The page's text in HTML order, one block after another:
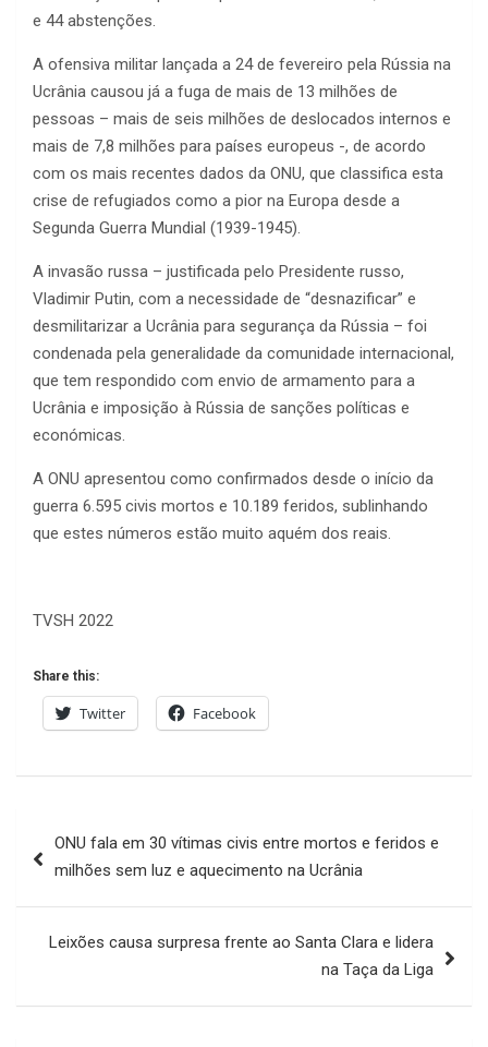
e 44 abstenções.
A ofensiva militar lançada a 24 de fevereiro pela Rússia na
Ucrânia causou já a fuga de mais de 13 milhões de
pessoas – mais de seis milhões de deslocados internos e
mais de 7,8 milhões para países europeus -, de acordo
com os mais recentes dados da ONU, que classifica esta
crise de refugiados como a pior na Europa desde a
Segunda Guerra Mundial (1939-1945).
A invasão russa – justificada pelo Presidente russo,
Vladimir Putin, com a necessidade de “desnazificar” e
desmilitarizar a Ucrânia para segurança da Rússia – foi
condenada pela generalidade da comunidade internacional,
que tem respondido com envio de armamento para a
Ucrânia e imposição à Rússia de sanções políticas e
económicas.
A ONU apresentou como confirmados desde o início da
guerra 6.595 civis mortos e 10.189 feridos, sublinhando
que estes números estão muito aquém dos reais.
TVSH 2022
Share this:
Twitter Facebook
de
ONU fala em 30 vítimas civis entre mortos e feridos e
milhões sem luz e aquecimento na Ucrânia
Leixões causa surpresa frente ao Santa Clara e lidera
na Taça da Liga